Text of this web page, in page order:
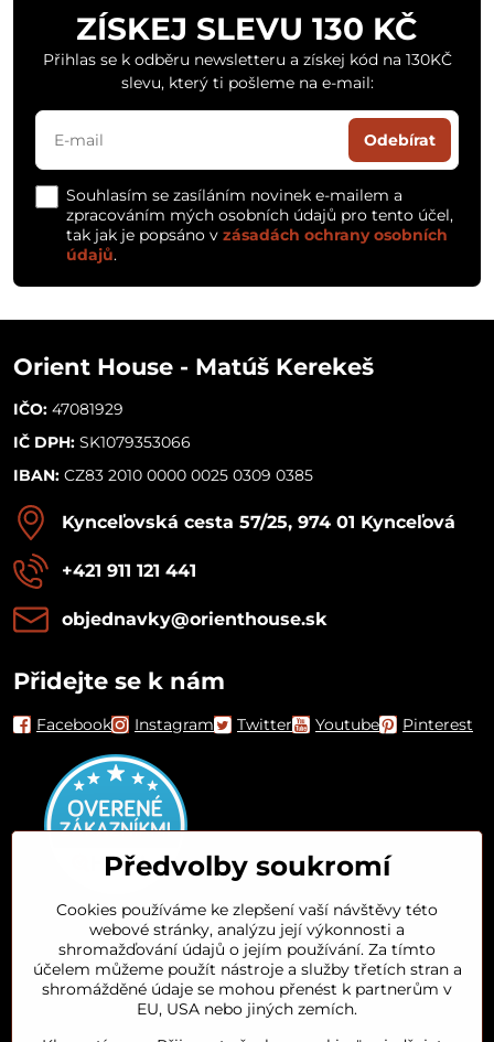
ZÍSKEJ SLEVU 130 KČ
Přihlas se k odběru newsletteru a získej kód na 130KČ
slevu, který ti pošleme na e-mail:
Odebírat
Souhlasím se zasíláním novinek e-mailem a
zpracováním mých osobních údajů pro tento účel,
tak jak je popsáno v zásadách ochrany osobních
údajů.
Orient House - Matúš Kerekeš
IČO: 47081929
IČ DPH: SK1079353066
IBAN: CZ83 2010 0000 0025 0309 0385
Kynceľovská cesta 57/25, 974 01 Kynceľová
+421 911 121 441
objednavky​@orienthouse​.sk
Přidejte se k nám
Facebook Instagram Twitter Youtube Pinterest
Orient House
Arganový olej
Předvolby soukromí
Cookies používáme ke zlepšení vaší návštěvy této
webové stránky, analýzu její výkonnosti a
shromažďování údajů o jejím používání. Za tímto
účelem můžeme použít nástroje a služby třetích stran a
shromážděné údaje se mohou přenést k partnerům v
EU, USA nebo jiných zemích.